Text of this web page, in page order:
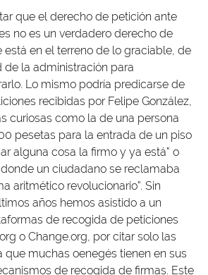
que el derecho de petición ante
no es un verdadero derecho de
en el terreno de lo graciable, de
de la administración para
Lo mismo podría predicarse de
recibidas por Felipe González,
curiosas como la de una persona
pesetas para la entrada de un piso
alguna cosa la firmo y ya está” o
un ciudadano se reclamaba
aritmético revolucionario”. Sin
años hemos asistido a un
de recogida de peticiones
o Change.org, por citar solo las
que muchas oenegés tienen en sus
de recogida de firmas. Este